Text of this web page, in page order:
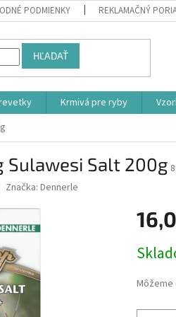
PODMIENKY REKLAMAČNÝ
HĽADAŤ
Krmivá pre ryby
Sulawesi Salt 200g
Značka: Dennerle
cena: